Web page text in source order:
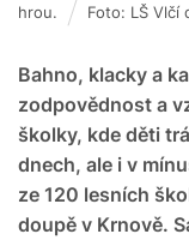
Bahno, klacky a
zodpovědnost a
školky, kde děti
dnech, ale i v
ze 120 lesních
doupě v Krnově.
hrou.
Foto: LŠ Vlčí